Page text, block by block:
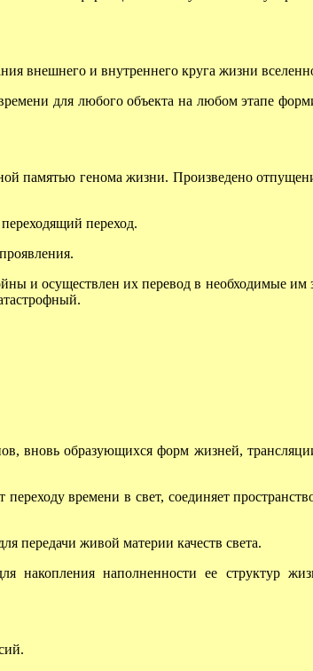
внешнего и внутреннего круга жизни
для любого объекта на любом этапе
памятью генома жизни. Произведено
переход.
и осуществлен их перевод в необходимые им
вновь образующихся форм жизней,
времени в свет, соединяет
передачи живой материи качеств света.
накопления наполненности ее структур